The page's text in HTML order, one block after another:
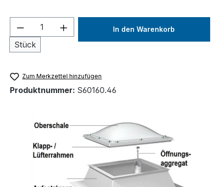
Produkt Anzahl: Gib den
Stück
In den Warenkorb
Zum Merkzettel hinzufügen
Produktnummer: S60160.46